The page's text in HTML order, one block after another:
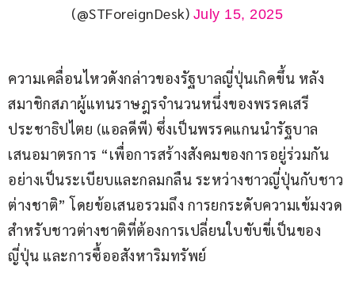
(@STForeignDesk) July 15, 2025
ความเคลื่อนไหวดังกล่าวของรัฐบาลญี่ปุ่นเกิดขึ้น หลัง
สมาชิกสภาผู้แทนราษฎรจำนวนหนึ่งของพรรคเสรี
ประชาธิปไตย (แอลดีพี) ซึ่งเป็นพรรคแกนนำรัฐบาล
เสนอมาตรการ “เพื่อการสร้างสังคมของการอยู่ร่วมกัน
อย่างเป็นระเบียบและกลมกลืน ระหว่างชาวญี่ปุ่นกับชาว
ต่างชาติ” โดยข้อเสนอรวมถึง การยกระดับความเข้มงวด
สำหรับชาวต่างชาติที่ต้องการเปลี่ยนใบขับขี่เป็นของ
ญี่ปุ่น และการซื้ออสังหาริมทรัพย์